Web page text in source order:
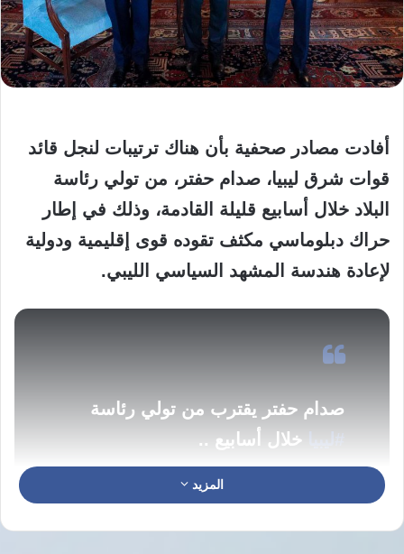
أفادت مصادر صحفية بأن هناك ترتيبات لنجل قائد
قوات شرق ليبيا، صدام حفتر، من تولي رئاسة
البلاد خلال أسابيع قليلة القادمة، وذلك في إطار
حراك دبلوماسي مكثف تقوده قوى إقليمية ودولية
لإعادة هندسة المشهد السياسي الليبي.
صدام حفتر يقترب من تولي رئاسة
#ليبيا خلال أسابيع ..
ترتيبات أمنية وسياسية أمريكية تركية
ليبية لتسهيل عودته إلى#طرابلس
المزيد